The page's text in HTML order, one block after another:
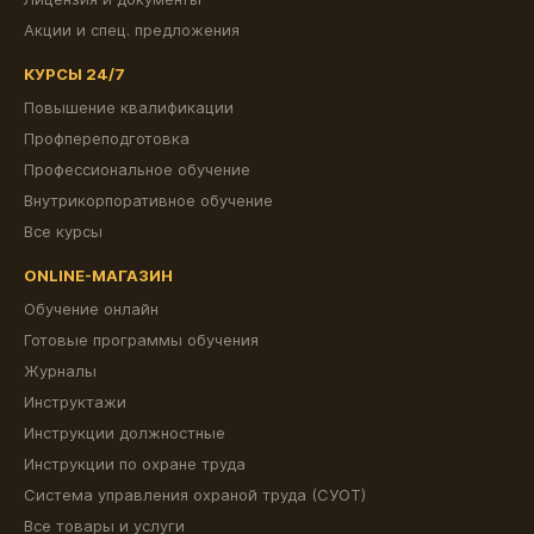
Акции и спец. предложения
КУРСЫ 24/7
Повышение квалификации
Профпереподготовка
Профессиональное обучение
Внутрикорпоративное обучение
Все курсы
ONLINE-МАГАЗИН
Обучение онлайн
Готовые программы обучения
Журналы
Инструктажи
Инструкции должностные
Инструкции по охране труда
Система управления охраной труда (СУОТ)
Все товары и услуги